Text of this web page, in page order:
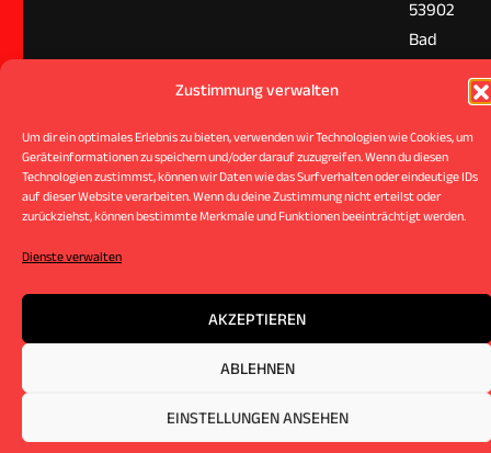
Zustimmung verwalten
Um dir ein optimales Erlebnis zu bieten, verwenden wir Technologien wie Cookies, um
Geräteinformationen zu speichern und/oder darauf zuzugreifen. Wenn du diesen
Technologien zustimmst, können wir Daten wie das Surfverhalten oder eindeutige IDs
auf dieser Website verarbeiten. Wenn du deine Zustimmung nicht erteilst oder
zurückziehst, können bestimmte Merkmale und Funktionen beeinträchtigt werden.
Dienste verwalten
AKZEPTIEREN
ABLEHNEN
EINSTELLUNGEN ANSEHEN
53902
Bad
© 2024 kt-suspension.de –Alle Rechte